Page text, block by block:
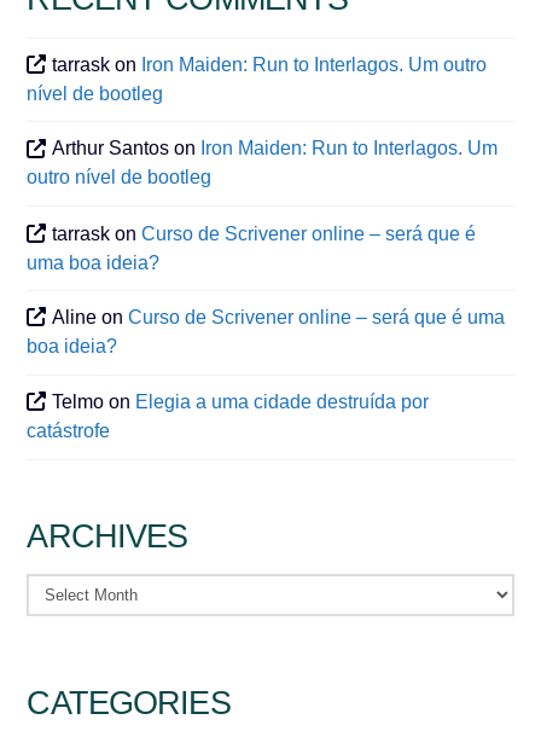
tarrask on Iron Maiden: Run to Interlagos. Um outro
nível de bootleg
Arthur Santos on Iron Maiden: Run to Interlagos. Um
outro nível de bootleg
tarrask onCurso de Scrivener online – será que é
uma boa ideia?
Aline onCurso de Scrivener online – será que é uma
boa ideia?
Telmo on Elegia a uma cidade destruída por
catástrofe
ARCHIVES
Archives
CATEGORIES